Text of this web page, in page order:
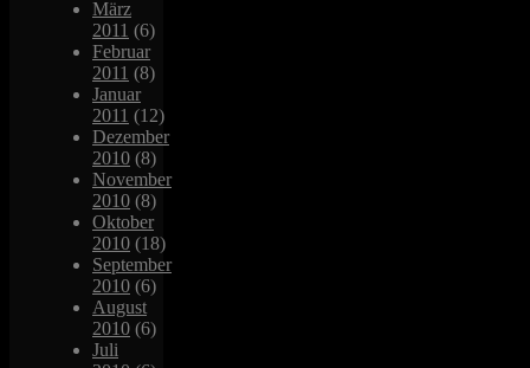
März
2011 (6)
Februar
2011 (8)
Januar
2011 (12)
Dezember
2010 (8)
November
2010 (8)
Oktober
2010 (18)
September
2010 (6)
August
2010 (6)
Juli